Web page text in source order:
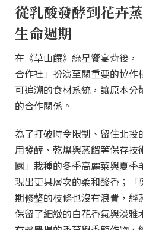
從乳酸發酵到花卉
生命週期
在《草山饌》綠星饗宴背後，
合作社」扮演至關重要的協作
可追溯的食材系統，讓原本
的合作關係。
為了打破時令限制、留住北
用發酵、乾燥與蒸餾等保存
園」栽種的冬季高麗菜與夏
現出更具層次的柔和酸香；
期修整的枝條也沒有浪費，經
保留了細緻的白花香氣與淡